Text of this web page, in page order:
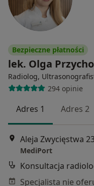
Bezpieczne płatności
lek. Olga
Radiolog,
294 opinie
Adres 1 Adres 2
Aleja Zwycięstwa
MediPort
Konsultacja